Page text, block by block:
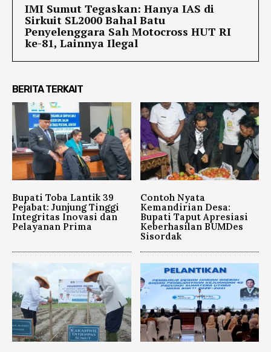
IMI Sumut Tegaskan: Hanya IAS di
Sirkuit SL2000 Bahal Batu
Penyelenggara Sah Motocross HUT RI
ke-81, Lainnya Ilegal
BERITA TERKAIT
Bupati Toba Lantik 39
Pejabat: Junjung Tinggi
Integritas Inovasi dan
Pelayanan Prima
Contoh Nyata
Kemandirian Desa:
Bupati Taput Apresiasi
Keberhasilan BUMDes
Sisordak